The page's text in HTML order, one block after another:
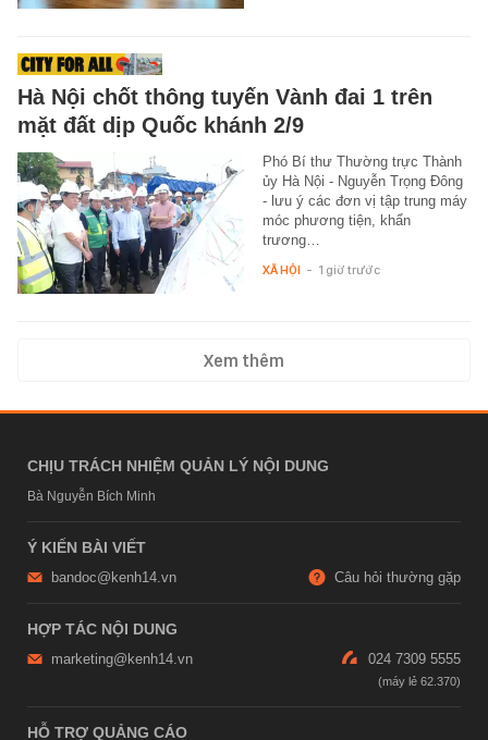
Hà Nội chốt thông tuyến Vành đai 1 trên
mặt đất dịp Quốc khánh 2/9
Phó Bí thư Thường trực Thành
ủy Hà Nội - Nguyễn Trọng Đông
- lưu ý các đơn vị tập trung máy
móc phương tiện, khẩn
trương…
XÃ HỘI - 1 giờ trước
Xem thêm
CHỊU TRÁCH NHIỆM QUẢN LÝ NỘI DUNG
Bà Nguyễn Bích Minh
Ý KIẾN BÀI VIẾT
bandoc@kenh14.vn Câu hỏi thường gặp
HỢP TÁC NỘI DUNG
marketing@kenh14.vn 024 7309 5555
HỖ TRỢ QUẢNG CÁO